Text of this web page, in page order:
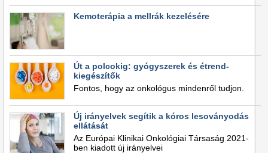
Kemoterápia a mellrák kezelésére
Út a polcokig: gyógyszerek és étrend-
kiegészítők
Fontos, hogy az onkológus mindenről tudjon.
Új irányelvek segítik a kóros lesoványodás
ellátását
Az Európai Klinikai Onkológiai Társaság 2021-
ben kiadott új irányelvei